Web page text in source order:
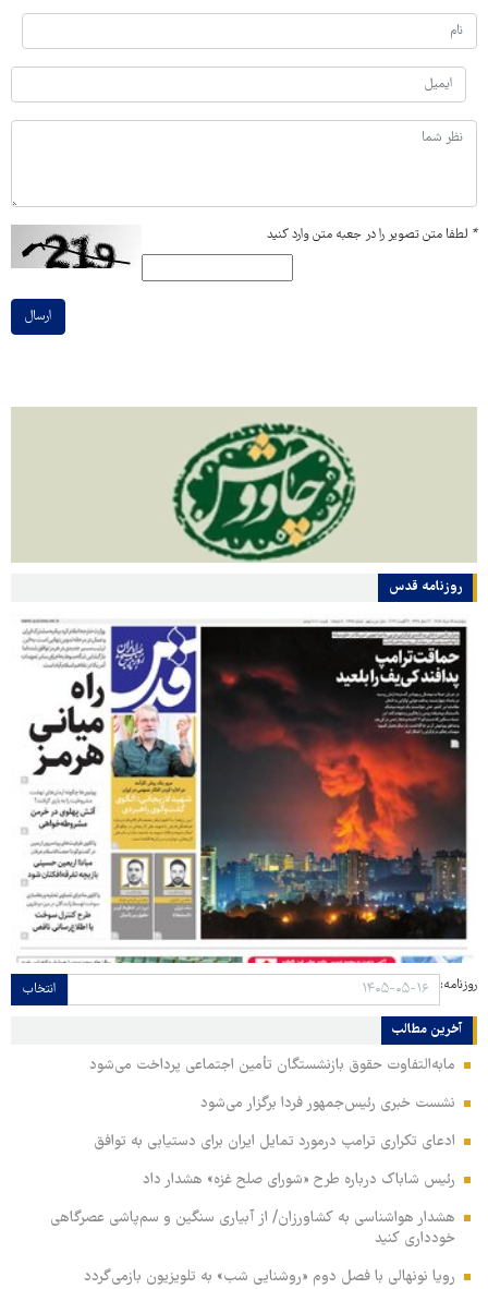
* لطفا متن تصویر را در جعبه متن وارد کنید
ارسال
روزنامه قدس
روزنامه: انتخاب
آخرین مطالب
مابه‌التفاوت حقوق بازنشستگان تأمین اجتماعی پرداخت می‌شود
نشست خبری رئیس‌جمهور فردا برگزار می‌شود
ادعای تکراری ترامپ درمورد تمایل ایران برای دستیابی به توافق
رئیس شاباک درباره طرح «شورای صلح غزه» هشدار داد
هشدار هواشناسی به کشاورزان/ از آبیاری سنگین و سم‌پاشی عصرگاهی
خودداری کنید
رویا نونهالی با فصل دوم «روشنایی شب» به تلویزیون بازمی‌گردد